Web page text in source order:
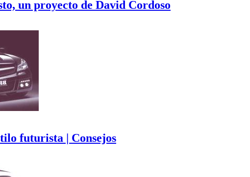
un proyecto de David Cordoso
futurista | Consejos